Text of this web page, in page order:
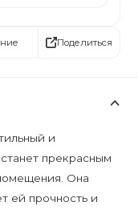
Поделиться
и
прекрасным
Она
ей прочность и